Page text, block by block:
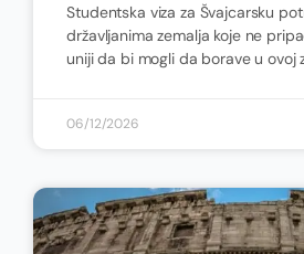
Studentska viza za Švajcarsku
državljanima zemalja koje ne
uniji da bi mogli da borave u ovoj
06/12/2026